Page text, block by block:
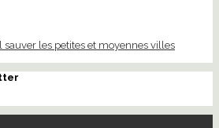
sauver les petites et moyennes villes